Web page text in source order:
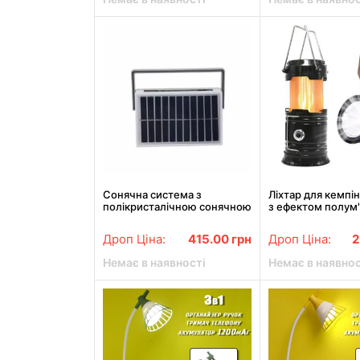
Сонячна система з
полікристалічною сонячною
7728
Дроп Ціна: 415.00 грн
Немає в наявності
Ліхтар для
з ефектом
Дроп Ціна:
Немає в